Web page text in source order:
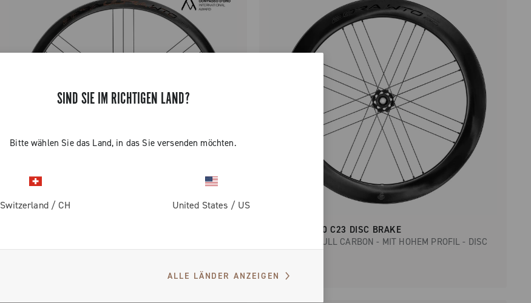
SIND SIE IM RICHTIGEN LAND?
Bitte wählen Sie das Land, in das Sie versenden möchten.
Switzerland / CH United States / US
ALLE LÄNDER ANZEIGEN
DISC
BORA WTO 60 C23 DISC BRAKE
RENNRAD - FULL CARBON - MIT HOHEM PROFIL - DISC